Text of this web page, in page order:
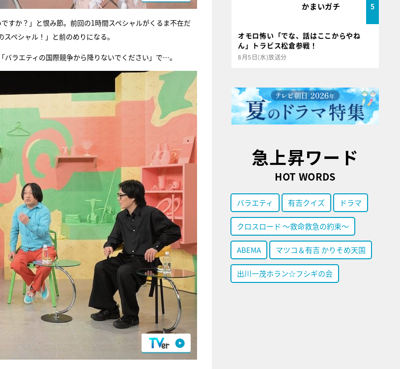
すか？」と恨み節。前回の1時間スペシャルがくるま不在だ
ペシャル！」と前のめりになる。
ラエティの国際競争から降りないでください」で…。
かまいガチ 5
オモロ怖い「でな、話はここからやね
ん」トラビス松倉参戦！
8月5日(水)放送分
急上昇ワード
HOT WORDS
バラエティ 有吉クイズ ドラマ
クロスロード ～救命救急の約束～
ABEMA マツコ＆有吉 かりそめ天国
出川一茂ホラン☆フシギの会